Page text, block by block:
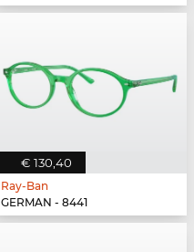
€ 130,40
Ray-Ban
GERMAN - 8441